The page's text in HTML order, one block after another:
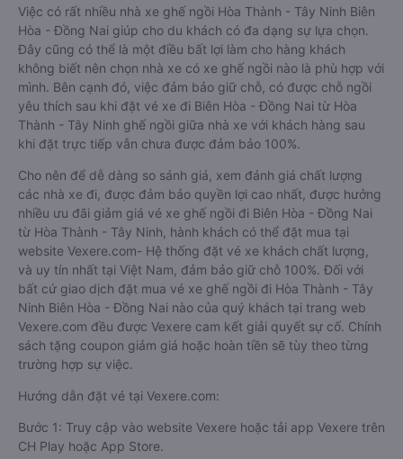
Việc có rất nhiều nhà xe ghế ngồi Hòa Thành - Tây Ninh Biên
Hòa - Đồng Nai giúp cho du khách có đa dạng sự lựa chọn.
Đây cũng có thể là một điều bất lợi làm cho hàng khách
không biết nên chọn nhà xe có xe ghế ngồi nào là phù hợp với
mình. Bên cạnh đó, việc đảm bảo giữ chỗ, có được chỗ ngồi
yêu thích sau khi đặt vé xe đi Biên Hòa - Đồng Nai từ Hòa
Thành - Tây Ninh ghế ngồi giữa nhà xe với khách hàng sau
khi đặt trực tiếp vẫn chưa được đảm bảo 100%.
Cho nên để dễ dàng so sánh giá, xem đánh giá chất lượng
các nhà xe đi, được đảm bảo quyền lợi cao nhất, được hưởng
nhiều ưu đãi giảm giá vé xe ghế ngồi đi Biên Hòa - Đồng Nai
từ Hòa Thành - Tây Ninh, hành khách có thể đặt mua tại
website Vexere.com- Hệ thống đặt vé xe khách chất lượng,
và uy tín nhất tại Việt Nam, đảm bảo giữ chỗ 100%. Đối với
bất cứ giao dịch đặt mua vé xe ghế ngồi đi Hòa Thành - Tây
Ninh Biên Hòa - Đồng Nai nào của quý khách tại trang web
Vexere.com đều được Vexere cam kết giải quyết sự cố. Chính
sách tặng coupon giảm giá hoặc hoàn tiền sẽ tùy theo từng
trường hợp sự việc.
Hướng dẫn đặt vé tại Vexere.com:
Bước 1: Truy cập vào website Vexere hoặc tải app Vexere trên
CH Play hoặc App Store.